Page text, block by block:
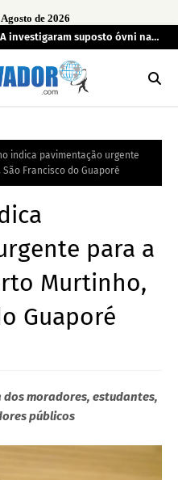
de 2026
investigaram suposto óvni na
indica pavimentação urgente
Francisco do Guaporé
para a
Murtinho,
Guaporé
moradores, estudantes,
públicos